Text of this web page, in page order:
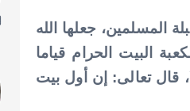
المسلمين، جعلها الله
البيت الحرام قياما
قال تعالى: إن أول بيت